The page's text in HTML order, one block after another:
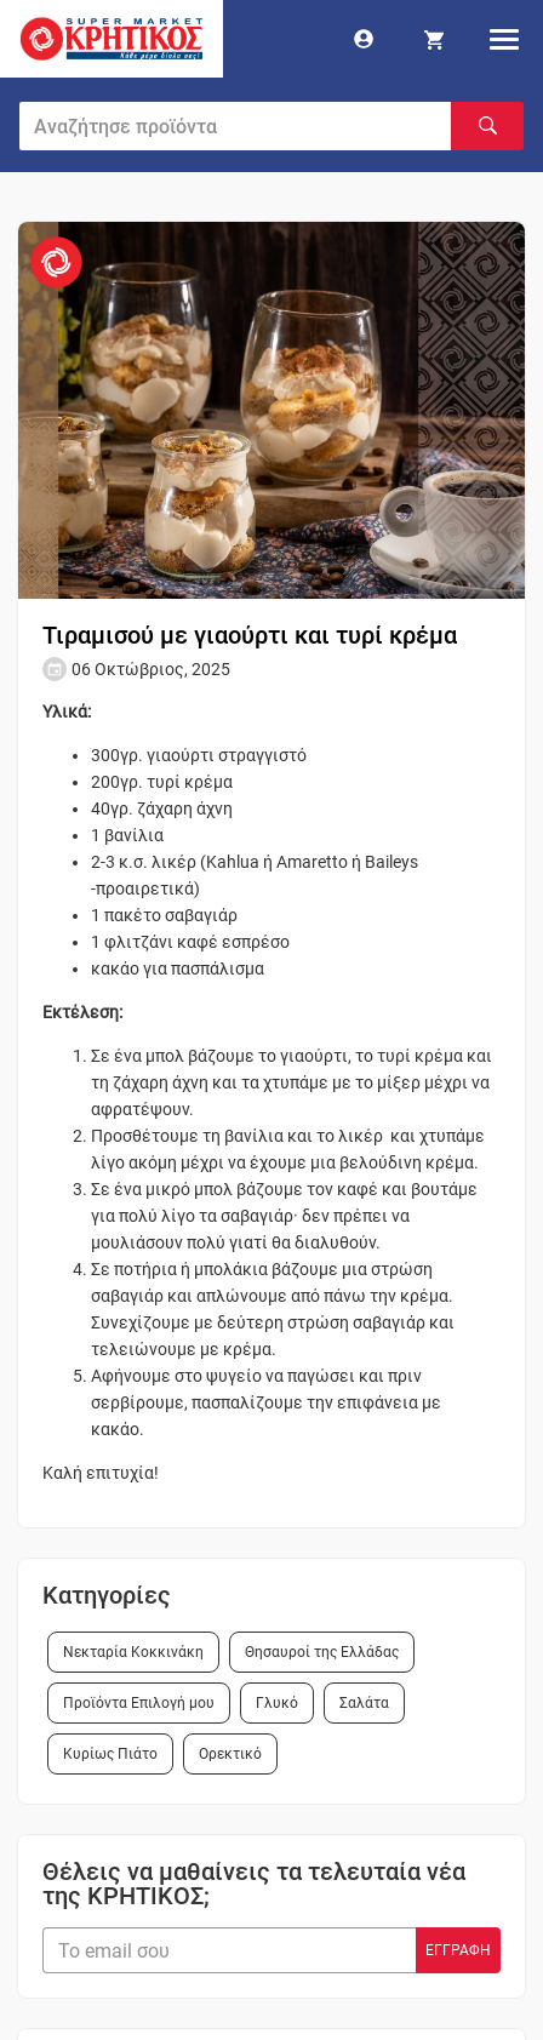
Τιραμισού με γιαούρτι και τυρί κρέμα
06 Οκτώβριος, 2025
Υλικά:
300γρ. γιαούρτι στραγγιστό
200γρ. τυρί κρέμα
40γρ. ζάχαρη άχνη
1 βανίλια
2-3 κ.σ. λικέρ (Kahlua ή Amaretto ή Baileys
-προαιρετικά)
1 πακέτο σαβαγιάρ
1 φλιτζάνι καφέ εσπρέσο
κακάο για πασπάλισμα
Εκτέλεση:
Σε ένα μπολ βάζουμε το γιαούρτι, το τυρί κρέμα και
τη ζάχαρη άχνη και τα χτυπάμε με το μίξερ μέχρι να
αφρατέψουν.
Προσθέτουμε τη βανίλια και το λικέρ και χτυπάμε
λίγο ακόμη μέχρι να έχουμε μια βελούδινη κρέμα.
Σε ένα μικρό μπολ βάζουμε τον καφέ και βουτάμε
για πολύ λίγο τα σαβαγιάρ· δεν πρέπει να
μουλιάσουν πολύ γιατί θα διαλυθούν.
Σε ποτήρια ή μπολάκια βάζουμε μια στρώση
σαβαγιάρ και απλώνουμε από πάνω την κρέμα.
Συνεχίζουμε με δεύτερη στρώση σαβαγιάρ και
τελειώνουμε με κρέμα.
Αφήνουμε στο ψυγείο να παγώσει και πριν
σερβίρουμε, πασπαλίζουμε την επιφάνεια με
κακάο.
Καλή επιτυχία!
Κατηγορίες
Νεκταρία Κοκκινάκη Θησαυροί της Ελλάδας
Προϊόντα Επιλογή μου Γλυκό Σαλάτα
Κυρίως Πιάτο Ορεκτικό
Θέλεις να μαθαίνεις τα τελευταία νέα
της ΚΡΗΤΙΚΟΣ;